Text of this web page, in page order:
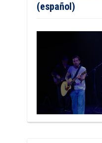
(español)